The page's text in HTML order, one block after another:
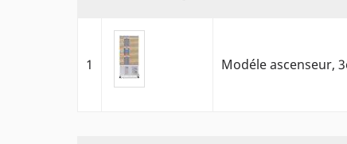
1 Modéle ascenseur,